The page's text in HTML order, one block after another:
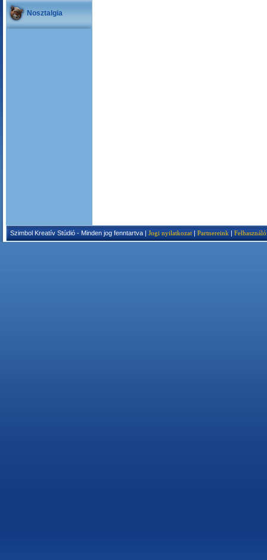
Nosztalgia
Szimbol Kreatív Stúdió - Minden jog fenntartva | Jogi nyilatkozat | Partnereink |